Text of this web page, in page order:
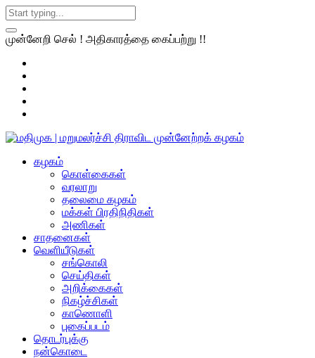
முன்னேறி செல் ! அதிகாரத்தை கைப்பற்று !!
கழகம்
கொள்கைகள்
வரலாறு
தலைமை கழகம்
மக்கள் பிரதிநிதிகள்
அணிகள்
சாதனைகள்
வெளியீடுகள்
சங்கொலி
செய்திகள்
அறிக்கைகள்
நிகழ்ச்சிகள்
காணொளி
புகைப்படம்
தொடர்புக்கு
நன்கொடை